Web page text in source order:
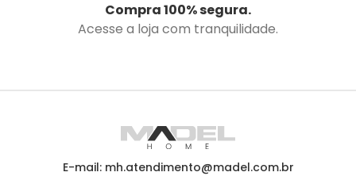
Compra 100% segura.
Acesse a loja com tranquilidade.
E-mail: mh.atendimento@madel.com.br